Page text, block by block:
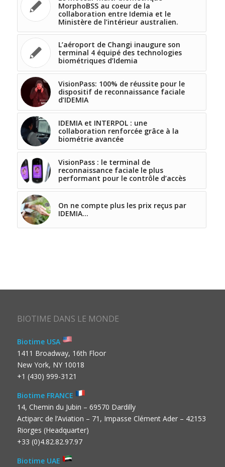
MorphoBSS au coeur de la
collaboration entre Idemia et le
Ministère de l’intérieur australien.
L’aéroport de Changi inaugure son
terminal 4 équipé des technologies
biométriques d’Idemia
VisionPass: 100% de réussite pour le
dispositif de reconnaissance faciale
d’IDEMIA
IDEMIA et INTERPOL : une
collaboration renforcée grâce à la
biométrie avancée
VisionPass : le terminal de
reconnaissance faciale le plus
performant pour le contrôle d’accès
On ne compte plus les prix reçus par
IDEMIA…
BIOTIME DANS LE MONDE
Biotime USA
1411 Broadway, 16th Floor
New York, NY 10018
+1 (430) 999-3121
Biotime FRANCE
14, Chemin du Jubin – 69570 Dardilly
Actiparc de l’Aviation – 71, Impasse Clément Ader – 42153
Riorges (Headquarter)
+33 (0)4.82.82.97.97
Biotime UAE